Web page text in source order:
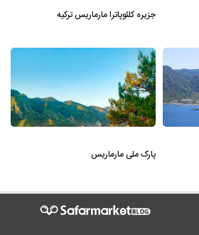
جزیره کلئوپاترا مارماریس ترکیه
پارک ملی مارماریس